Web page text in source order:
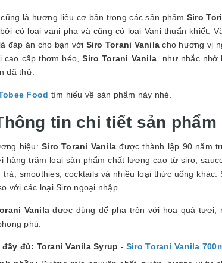
cũng là hương liệu cơ bản trong các sản phẩm Siro
có loại vani pha và cũng có loại Vani thuẩn khiết.
đáp án cho bạn với Siro Torani Vanila cho hương vị
cao cấp thơm béo,Siro Torani Vanila
như nhắc nhở
đã thử.
Food tìm hiểu về sản phẩm này nhé.
tin chi tiết sản phẩm
hiệu: Siro Torani Vanila được thành lập 90 năm
hàng trăm loại sản phẩm chất lượng cao từ siro,
trà, smoothies, cocktails và nhiều loại thức uống
với các loại Siro ngoại nhập.
Vanilađược dùng để pha trộn với hoa quả
phú.
đầy đủ: Torani Vanila Syrup - Siro Torani Vanila